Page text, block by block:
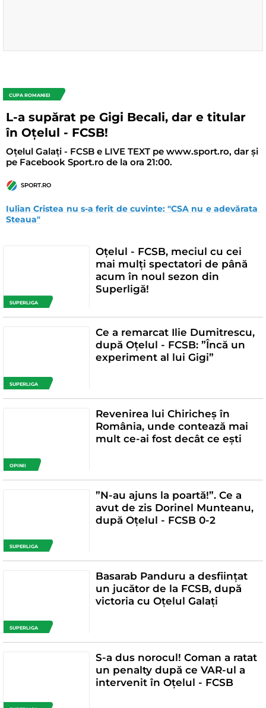
CUPA ROMANIEI
L-a supărat pe Gigi Becali, dar e titular
în Oțelul - FCSB!
Oțelul Galați - FCSB e LIVE TEXT pe www.sport.ro, dar și
pe Facebook Sport.ro de la ora 21:00.
SPORT.RO
Iulian Cristea nu s-a ferit de cuvinte: "CSA nu e adevărata
Steaua"
SUPERLIGA
Oțelul - FCSB, meciul cu cei
mai mulți spectatori de până
acum în noul sezon din
Superligă!
SUPERLIGA
Ce a remarcat Ilie Dumitrescu,
după Oțelul - FCSB: ”Încă un
experiment al lui Gigi”
OPINII
Revenirea lui Chiricheș în
România, unde contează mai
mult ce-ai fost decât ce ești
SUPERLIGA
”N-au ajuns la poartă!”. Ce a
avut de zis Dorinel Munteanu,
după Oțelul - FCSB 0-2
SUPERLIGA
Basarab Panduru a desființat
un jucător de la FCSB, după
victoria cu Oțelul Galați
S-a dus norocul! Coman a ratat
un penalty după ce VAR-ul a
intervenit în Oțelul - FCSB